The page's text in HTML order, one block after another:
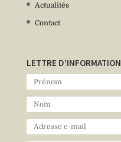
Actualités
Contact
LETTRE D’INFORMATION